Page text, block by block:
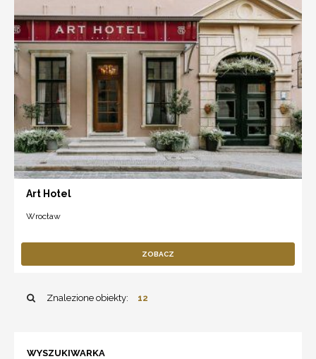
Art Hotel
Wrocław
ZOBACZ
Znalezione obiekty: 12
WYSZUKIWARKA